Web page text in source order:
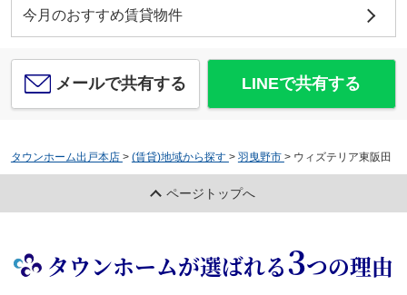
今月のおすすめ賃貸物件
メールで共有する LINEで共有する
タウンホーム出戸本店 > (賃貸)地域から探す > 羽曳野市 > ウィズテリア東阪田
ページトップへ
タウンホームが選ばれる3つの理由